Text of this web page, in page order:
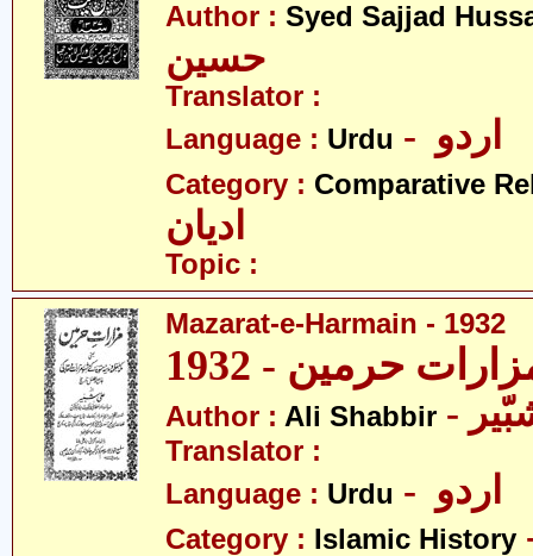
Author : Syed Sajjad
حسین
Translator :
Language : Urdu
Category : Comparative
ادیان
Topic :
Mazarat-e-Harmain - 1932
Author : Ali Shabbir
Translator :
Language : Urdu
Category : Islamic History